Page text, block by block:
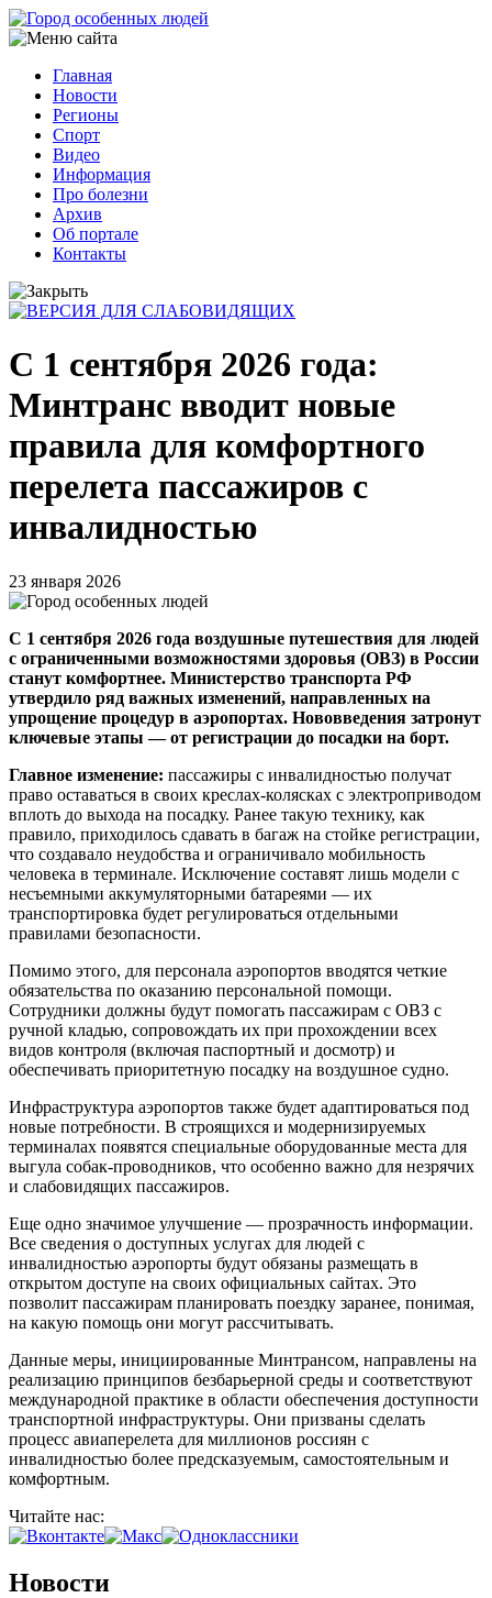
Перейти
к
содержанию
Основная
навигация
Главная
Новости
Регионы
Спорт
Видео
Информация
Про болезни
Архив
Об портале
Контакты
С 1 сентября 2026 года:
Минтранс вводит новые
правила для комфортного
перелета пассажиров с
инвалидностью
23 января 2026
С 1 сентября 2026 года воздушные путешествия для людей
с ограниченными возможностями здоровья (ОВЗ) в России
станут комфортнее. Министерство транспорта РФ
утвердило ряд важных изменений, направленных на
упрощение процедур в аэропортах. Нововведения затронут
ключевые этапы — от регистрации до посадки на борт.
Главное изменение: пассажиры с инвалидностью получат
право оставаться в своих креслах-колясках с электроприводом
вплоть до выхода на посадку. Ранее такую технику, как
правило, приходилось сдавать в багаж на стойке регистрации,
что создавало неудобства и ограничивало мобильность
человека в терминале. Исключение составят лишь модели с
несъемными аккумуляторными батареями — их
транспортировка будет регулироваться отдельными
правилами безопасности.
Помимо этого, для персонала аэропортов вводятся четкие
обязательства по оказанию персональной помощи.
Сотрудники должны будут помогать пассажирам с ОВЗ с
ручной кладью, сопровождать их при прохождении всех
видов контроля (включая паспортный и досмотр) и
обеспечивать приоритетную посадку на воздушное судно.
Инфраструктура аэропортов также будет адаптироваться под
новые потребности. В строящихся и модернизируемых
терминалах появятся специальные оборудованные места для
выгула собак-проводников, что особенно важно для незрячих
и слабовидящих пассажиров.
Еще одно значимое улучшение — прозрачность информации.
Все сведения о доступных услугах для людей с
инвалидностью аэропорты будут обязаны размещать в
открытом доступе на своих официальных сайтах. Это
позволит пассажирам планировать поездку заранее, понимая,
на какую помощь они могут рассчитывать.
Данные меры, инициированные Минтрансом, направлены на
реализацию принципов безбарьерной среды и соответствуют
международной практике в области обеспечения доступности
транспортной инфраструктуры. Они призваны сделать
процесс авиаперелета для миллионов россиян с
инвалидностью более предсказуемым, самостоятельным и
комфортным.
Читайте нас:
Новости